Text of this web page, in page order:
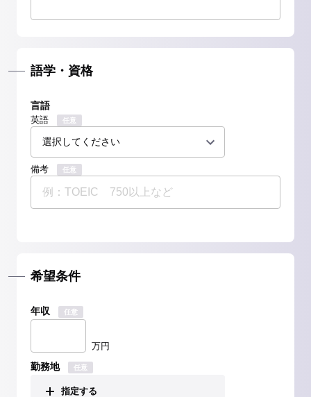
語学・資格
言語
英語 任意
備考 任意
希望条件
年収 任意
万円
勤務地 任意
指定する